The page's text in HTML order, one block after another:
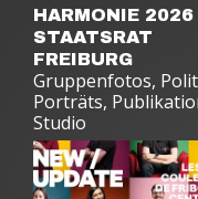
HARMONIE 2026
STAATSRAT
FREIBURG
Gruppenfotos,
Porträts,
Studio